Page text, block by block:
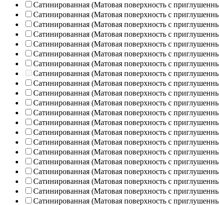
Сатинированная (Матовая поверхность с
Сатинированная (Матовая поверхность с
Сатинированная (Матовая поверхность с
Сатинированная (Матовая поверхность с
Сатинированная (Матовая поверхность с
Сатинированная (Матовая поверхность с
Сатинированная (Матовая поверхность с
Сатинированная (Матовая поверхность с
Сатинированная (Матовая поверхность с
Сатинированная (Матовая поверхность с
Сатинированная (Матовая поверхность с
Сатинированная (Матовая поверхность с
Сатинированная (Матовая поверхность с
Сатинированная (Матовая поверхность с
Сатинированная (Матовая поверхность с
Сатинированная (Матовая поверхность с
Сатинированная (Матовая поверхность с
Сатинированная (Матовая поверхность с
Сатинированная (Матовая поверхность с
Сатинированная (Матовая поверхность с
Сатинированная (Матовая поверхность с